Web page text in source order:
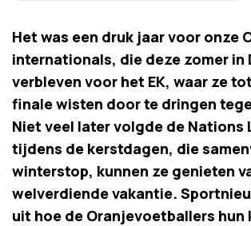
Het was een druk jaar voor onze
internationals, die deze zomer in
verbleven voor het EK, waar ze
finale wisten door te dringen
Niet veel later volgde de Nations
tijdens de kerstdagen, die
winterstop, kunnen ze genieten
welverdiende vakantie.
uit hoe de Oranjevoetballers hun